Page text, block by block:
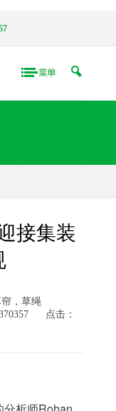
接集装
，草绳
点击：